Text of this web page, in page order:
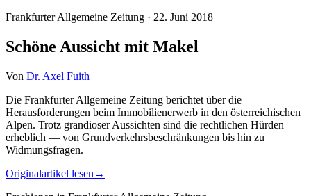
Frankfurter Allgemeine Zeitung · 22. Juni 2018
Schöne Aussicht mit Makel
Von Dr. Axel Fuith
Die Frankfurter Allgemeine Zeitung berichtet über die
Herausforderungen beim Immobilienerwerb in den österreichischen
Alpen. Trotz grandioser Aussichten sind die rechtlichen Hürden
erheblich — von Grundverkehrsbeschränkungen bis hin zu
Widmungsfragen.
Originalartikel lesen →